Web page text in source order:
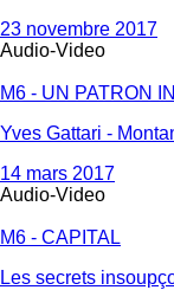
23 novembre 2017
Audio-Video
M6 - UN PATRON
Yves Gattari -
14 mars 2017
Audio-Video
M6 - CAPITAL
Les secrets